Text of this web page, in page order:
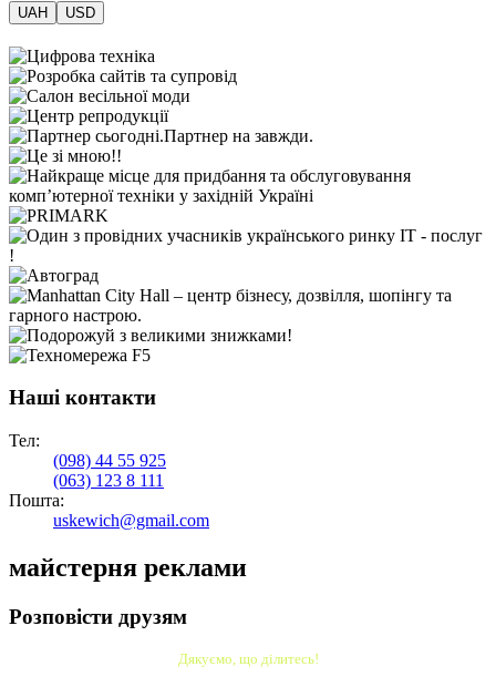
Наші контакти
Тел:
(098) 44 55 925
(063) 123 8 111
Пошта:
uskewich@gmail.com
майстерня реклами
Розповісти друзям
Дякуємо, що ділитесь!